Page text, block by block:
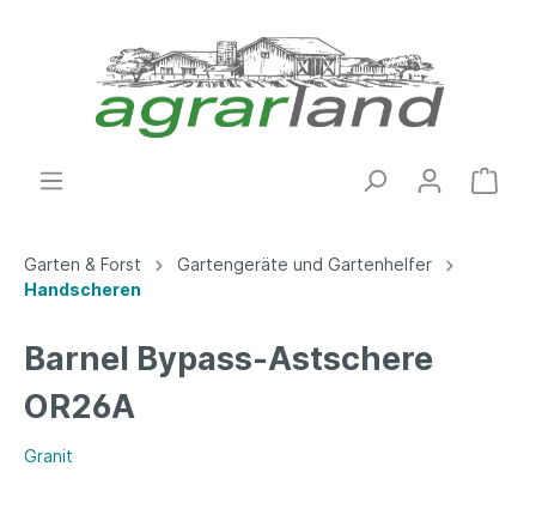
Garten & Forst
Gartengeräte und Gartenhelfer
Handscheren
Barnel Bypass-Astschere
OR26A
Granit